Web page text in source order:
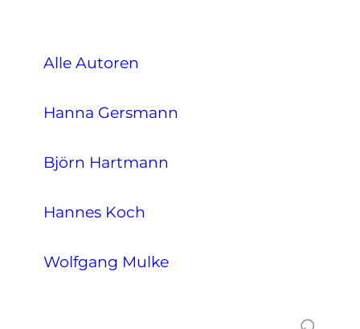
Alle Autoren
Hanna Gersmann
Björn Hartmann
Hannes Koch
Wolfgang Mulke